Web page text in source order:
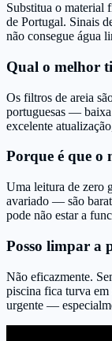
Substitua o material
de Portugal. Sinais
não consegue água
Qual o melhor
Os filtros de areia
portuguesas —
excelente
Porque é que o
Uma leitura de zero
avariado — são
pode não estar a
Posso limpar a
Não eficazmente.
piscina fica turva
urgente —